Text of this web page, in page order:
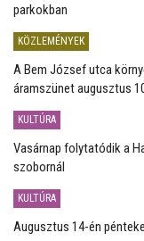
parkokban
KÖZLEMÉNYEK
A Bem József utca
áramszünet augusztus
KULTÚRA
Vasárnap folytatódik a
szobornál
KULTÚRA
Augusztus 14-én